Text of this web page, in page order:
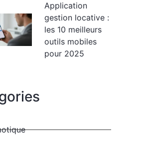
Application
gestion locative :
les 10 meilleurs
outils mobiles
pour 2025